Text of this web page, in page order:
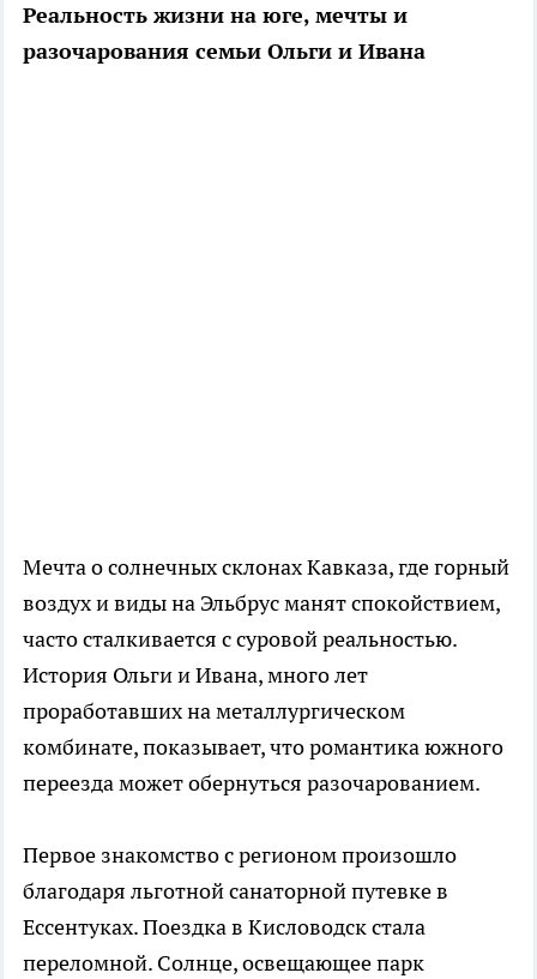
Реальность жизни на юге, мечты и
разочарования семьи Ольги и Ивана
Мечта о солнечных склонах Кавказа, где горный
воздух и виды на Эльбрус манят спокойствием,
часто сталкивается с суровой реальностью.
История Ольги и Ивана, много лет
проработавших на металлургическом
комбинате, показывает, что романтика южного
переезда может обернуться разочарованием.
Первое знакомство с регионом произошло
благодаря льготной санаторной путевке в
Ессентуках. Поездка в Кисловодск стала
переломной. Солнце, освещающее парк